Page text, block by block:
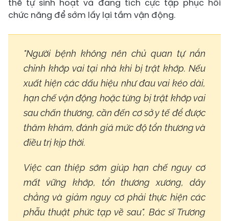
thể tự sinh hoạt và đang tích cực tập phục hồi
chức năng để sớm lấy lại tầm vận động.
"Người bệnh không nên chủ quan tự nắn
chỉnh khớp vai tại nhà khi bị trật khớp. Nếu
xuất hiện các dấu hiệu như đau vai kéo dài,
hạn chế vận động hoặc từng bị trật khớp vai
sau chấn thương, cần đến cơ sở y tế để được
thăm khám, đánh giá mức độ tổn thương và
điều trị kịp thời.
Việc can thiệp sớm giúp hạn chế nguy cơ
mất vững khớp, tổn thương xương, dây
chằng và giảm nguy cơ phải thực hiện các
phẫu thuật phức tạp về sau", Bác sĩ Trương